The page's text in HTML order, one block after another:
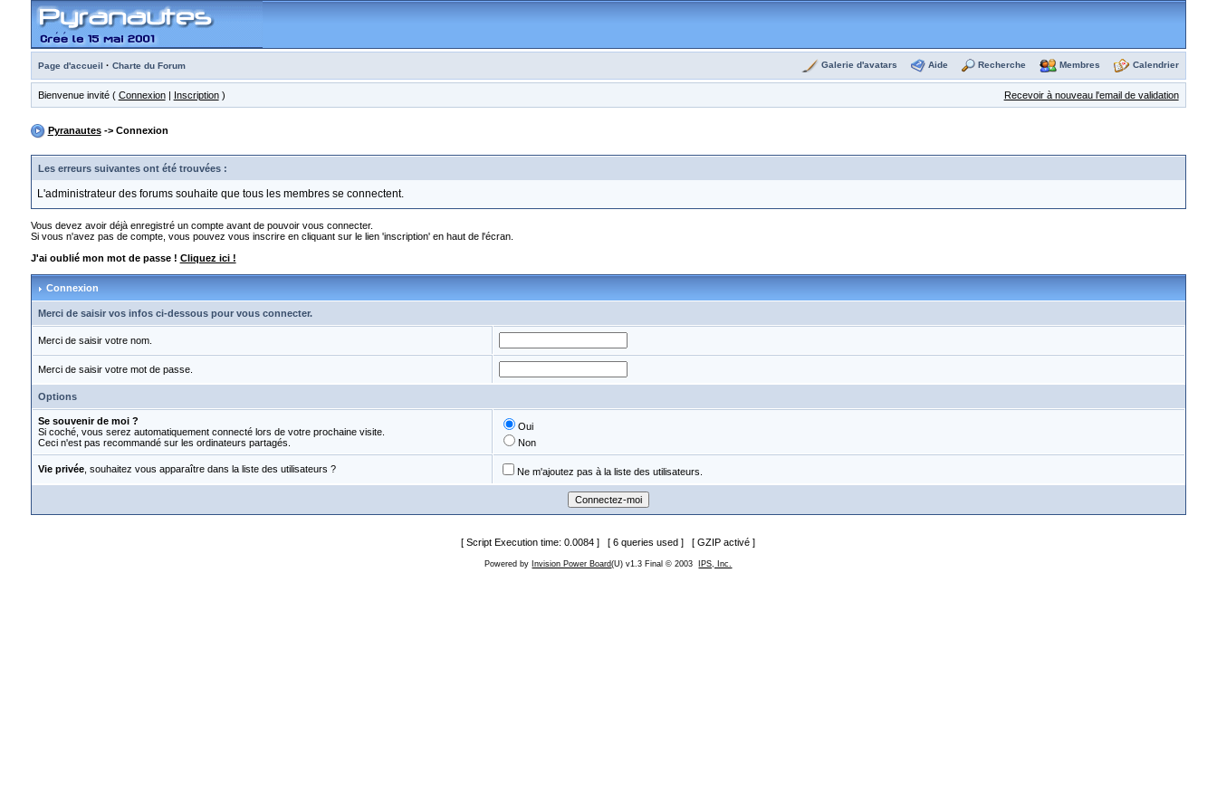
Page d'accueil · Charte du Forum Galerie d'avatars Aide Recherche Membres Calendrier
Bienvenue invité ( Connexion| Inscription) Recevoir à nouveau l'email de validation
Pyranautes-> Connexion
Les erreurs suivantes ont été trouvées :
L'administrateur des forums souhaite que tous les membres se connectent.
Vous devez avoir déjà enregistré un compte avant de pouvoir vous connecter.
Si vous n'avez pas de compte, vous pouvez vous inscrire en cliquant sur le lien 'inscription' en haut de l'écran.
J'ai oublié mon mot de passe ! Cliquez ici !
Connexion
Merci de saisir vos infos ci-dessous pour vous connecter.
Merci de saisir votre nom.
Merci de saisir votre mot de passe.
Options
Se souvenir de moi ?
Si coché, vous serez automatiquement connecté lors de votre prochaine visite.
Ceci n'est pas recommandé sur les ordinateurs partagés.
Oui
Non
Vie privée, souhaitez vous apparaître dans la liste des utilisateurs ? Ne m'ajoutez pas à la liste des utilisateurs.
[ Script Execution time: 0.0084 ] [ 6 queries used ] [ GZIP activé ]
Powered by Invision Power Board(U) v1.3 Final © 2003 IPS, Inc.